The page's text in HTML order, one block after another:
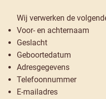
Wij verwerken de
Voor- en achternaam
Geslacht
Geboortedatum
Adresgegevens
Telefoonnummer
E-mailadres